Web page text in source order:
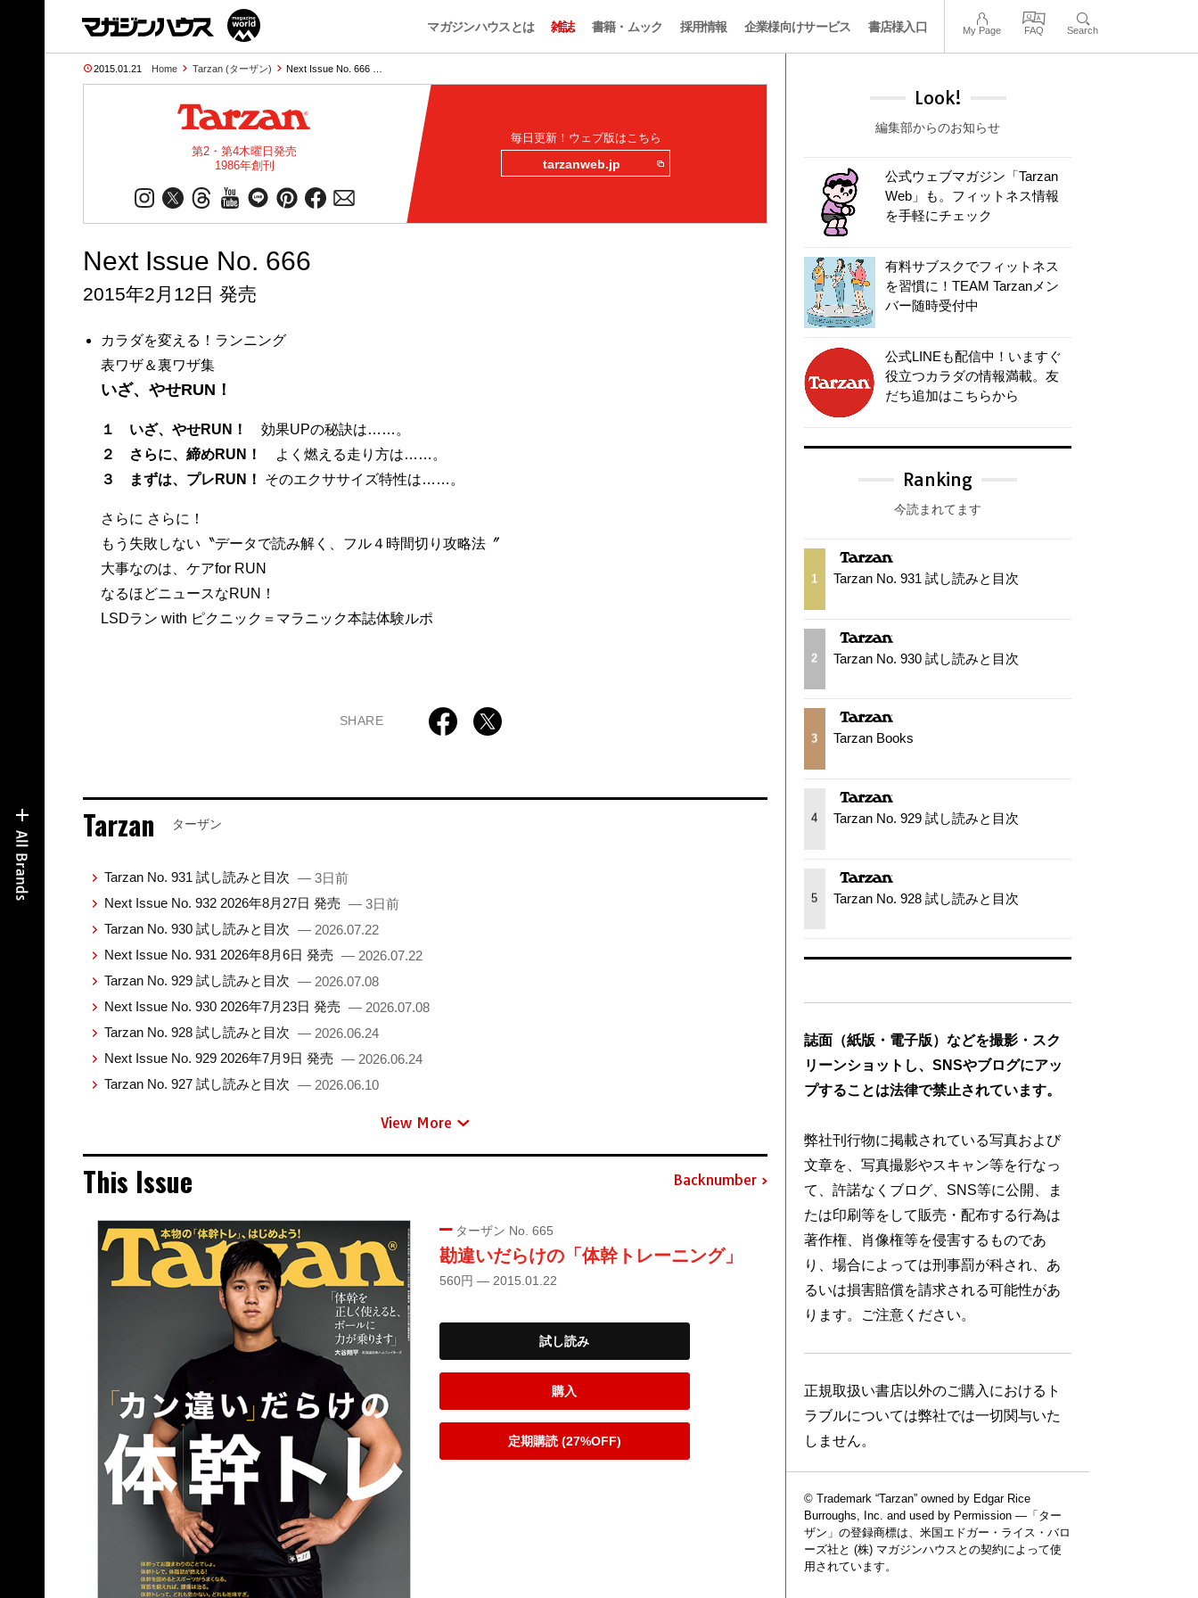
マガジンハウスとは 雑誌 書籍・ムック 採用情報 企業様向けサービス 書店様入口 My Page FAQ Search
2015.01.21 Home Tarzan (ターザン) Next Issue No. 666 …
第2・第4木曜日発売
1986年創刊
毎日更新！ウェブ版はこちら
tarzanweb.jp
Next Issue No. 666
2015年2月12日 発売
カラダを変える！ランニング
表ワザ＆裏ワザ集
いざ、やせRUN！
１ いざ、やせRUN！
効果UPの秘訣は……。
２ さらに、締めRUN！
よく燃える走り方は……。
３ まずは、プレRUN！
そのエクササイズ特性は……。
さらに さらに！
もう失敗しない〝データで読み解く、フル４時間切り攻略法〞
大事なのは、ケアfor RUN
なるほどニュースなRUN！
LSDラン with ピクニック＝マラニック本誌体験ルポ
SHARE
Tarzan ターザン
Tarzan No. 931 試し読みと目次 — 3日前
Next Issue No. 932 2026年8月27日 発売 — 3日前
Tarzan No. 930 試し読みと目次 — 2026.07.22
Next Issue No. 931 2026年8月6日 発売 — 2026.07.22
Tarzan No. 929 試し読みと目次 — 2026.07.08
Next Issue No. 930 2026年7月23日 発売 — 2026.07.08
Tarzan No. 928 試し読みと目次 — 2026.06.24
Next Issue No. 929 2026年7月9日 発売 — 2026.06.24
Tarzan No. 927 試し読みと目次 — 2026.06.10
View More
This Issue Backnumber
ターザン No. 665
勘違いだらけの「体幹トレーニング」
560円 — 2015.01.22
試し読み
購入
定期購読 (27%OFF)
Look!
編集部からのお知らせ
公式ウェブマガジン「Tarzan
Web」も。フィットネス情報
を手軽にチェック
有料サブスクでフィットネス
を習慣に！TEAM Tarzanメン
バー随時受付中
公式LINEも配信中！いますぐ
役立つカラダの情報満載。友
だち追加はこちらから
Ranking
今読まれてます
1 Tarzan No. 931 試し読みと目次
2 Tarzan No. 930 試し読みと目次
3 Tarzan Books
4 Tarzan No. 929 試し読みと目次
5 Tarzan No. 928 試し読みと目次
誌面（紙版・電子版）などを撮影・スク
リーンショットし、SNSやブログにアッ
プすることは法律で禁止されています。
弊社刊行物に掲載されている写真および
文章を、写真撮影やスキャン等を行なっ
て、許諾なくブログ、SNS等に公開、ま
たは印刷等をして販売・配布する行為は
著作権、肖像権等を侵害するものであ
り、場合によっては刑事罰が科され、あ
るいは損害賠償を請求される可能性があ
ります。ご注意ください。
正規取扱い書店以外のご購入におけるト
ラブルについては弊社では一切関与いた
しません。
© Trademark “Tarzan” owned by Edgar Rice
Burroughs, Inc. and used by Permission —「ター
ザン」の登録商標は、米国エドガー・ライス・バロ
ーズ社と (株) マガジンハウスとの契約によって使
用されています。